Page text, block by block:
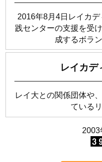
2016年8月4日レイカ
践センターの支援を受
成するボラ
レイカデ
レイ大との関係団体や
ている
2003